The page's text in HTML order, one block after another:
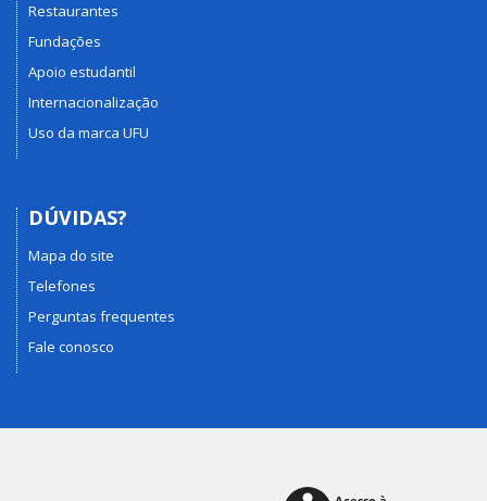
Restaurantes
Fundações
Apoio estudantil
Internacionalização
Uso da marca UFU
DÚVIDAS?
Mapa do site
Telefones
Perguntas frequentes
Fale conosco